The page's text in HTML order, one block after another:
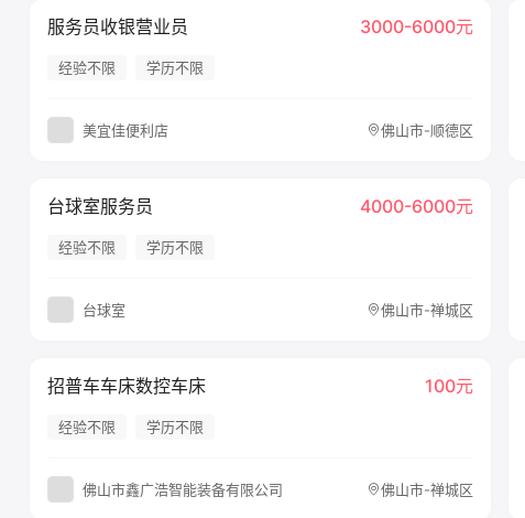
服务员收银营业员 3000-6000元
经验不限 学历不限
美宜佳便利店 佛山市-顺德区
台球室服务员 4000-6000元
经验不限 学历不限
台球室 佛山市-禅城区
招普车车床数控车床 100元
经验不限 学历不限
佛山市鑫广浩智能装备有限公司 佛山市-禅城区